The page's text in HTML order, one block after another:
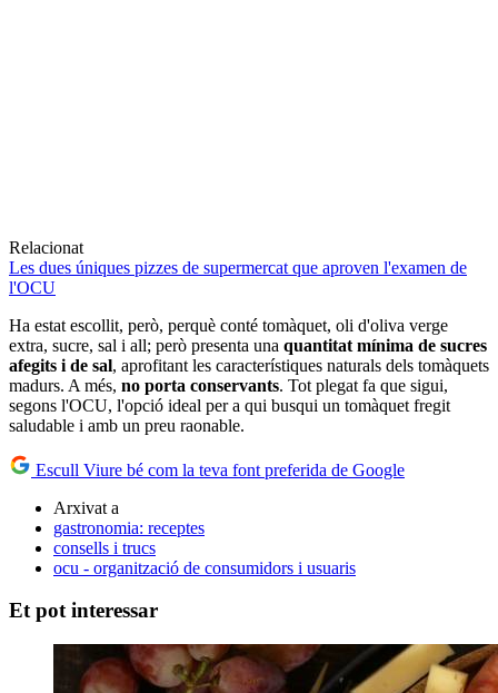
Relacionat
Les dues úniques pizzes de supermercat que aproven l'examen de
l'OCU
Ha estat escollit, però, perquè conté tomàquet, oli d'oliva verge
extra, sucre, sal i all; però presenta una quantitat mínima de sucres
afegits i de sal, aprofitant les característiques naturals dels tomàquets
madurs. A més, no porta conservants. Tot plegat fa que sigui,
segons l'OCU, l'opció ideal per a qui busqui un tomàquet fregit
saludable i amb un preu raonable.
Escull Viure bé com la teva font preferida de Google
Arxivat a
gastronomia: receptes
consells i trucs
ocu - organització de consumidors i usuaris
Et pot interessar